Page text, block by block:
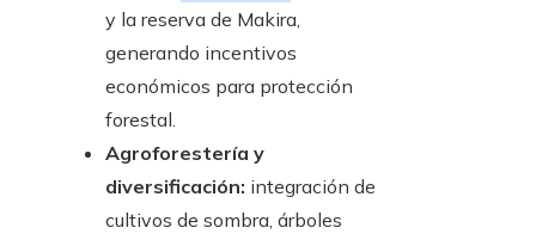
y la reserva de Makira,
generando incentivos
económicos para protección
forestal.
Agroforestería y
diversificación: integración de
cultivos de sombra, árboles